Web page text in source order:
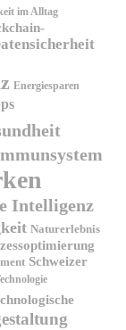
im Alltag
Energiesparen
Intelligenz
Naturerlebnis
Schweizer